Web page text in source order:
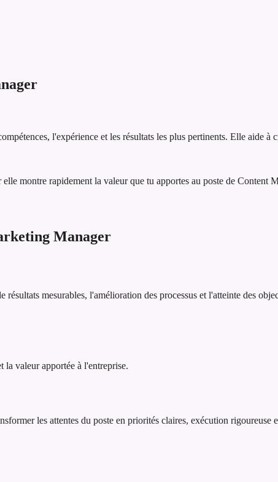
l'expérience et les résultats les plus pertinents. Elle aide à
montre rapidement la valeur que tu apportes au poste de Content
Manager
mesurables, l'amélioration des processus et l'atteinte des
la valeur apportée à l'entreprise.
les attentes du poste en priorités claires, exécution